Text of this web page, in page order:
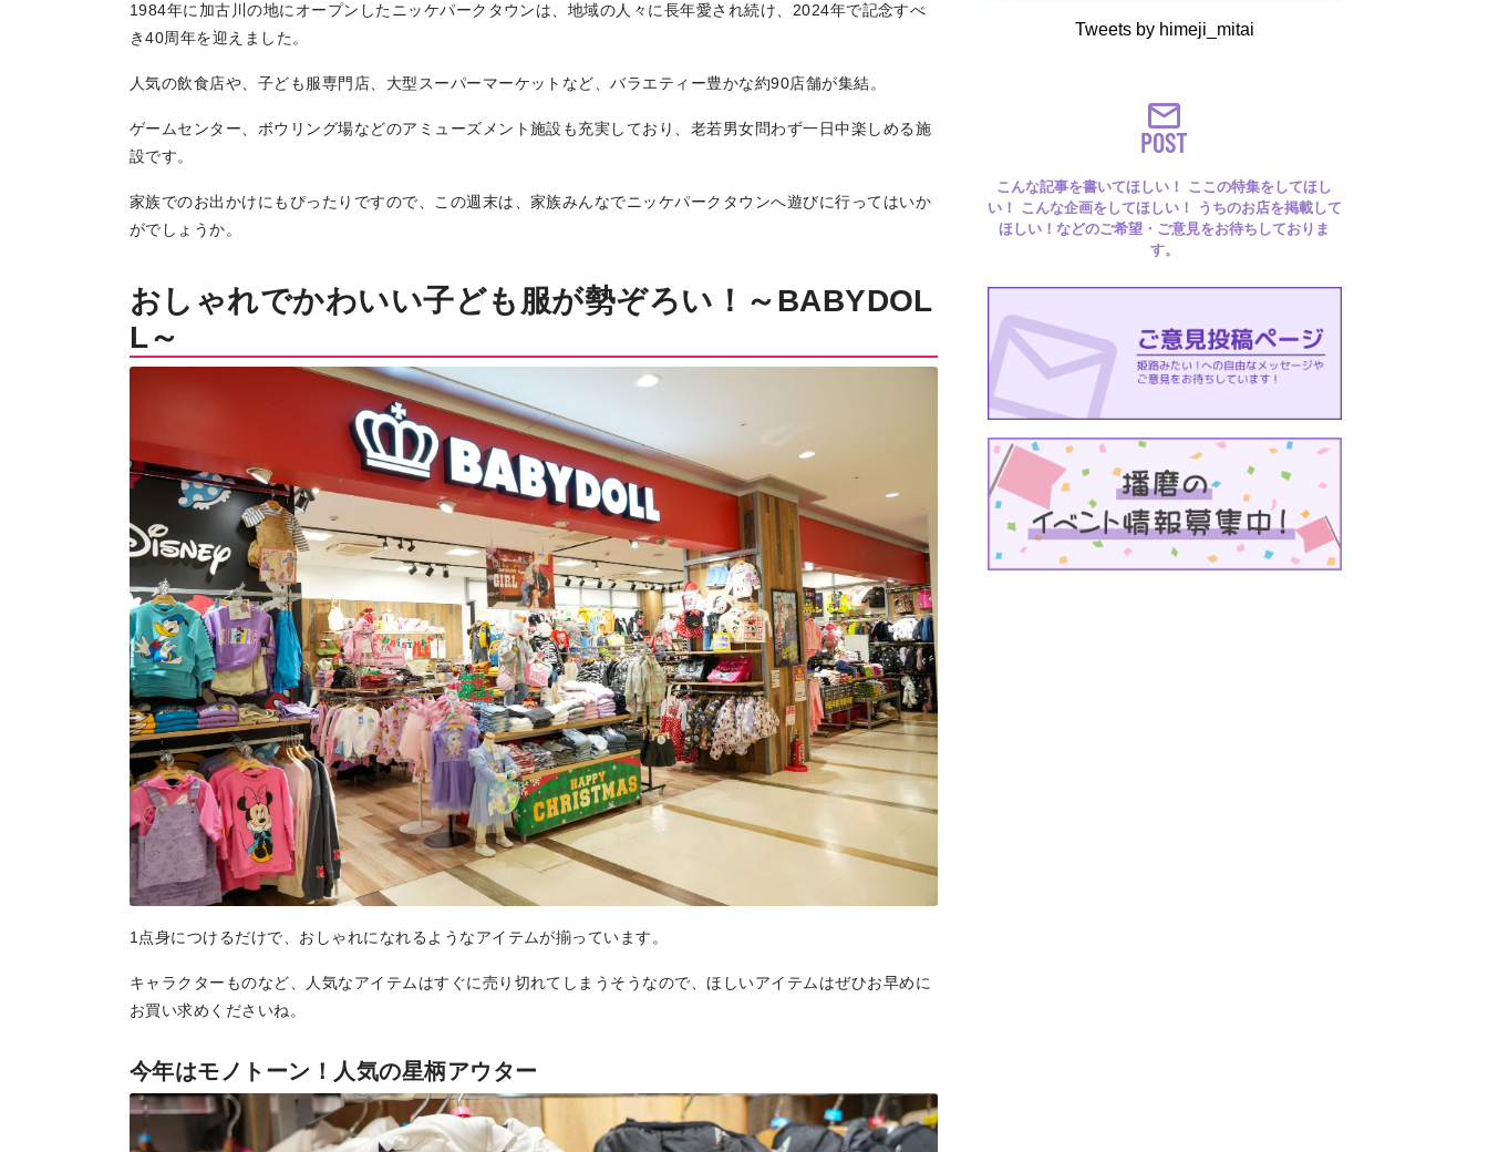
トップページ
Top page
特集
Featured
イベント
Events
まるはり 雑誌・デジタルブック
Digital books
地場産品/ツクリビト
Local products
エリア特集
Travel
1984年に加古川の地にオープンしたニッケパークタウンは、地域の人々に長年愛され続け、2024年で記念すべ
き40周年を迎えました。
人気の飲食店や、子ども服専門店、大型スーパーマーケットなど、バラエティー豊かな約90店舗が集結。
ゲームセンター、ボウリング場などのアミューズメント施設も充実しており、老若男女問わず一日中楽しめる施
設です。
家族でのお出かけにもぴったりですので、この週末は、家族みんなでニッケパークタウンへ遊びに行ってはいか
がでしょうか。
おしゃれでかわいい子ども服が勢ぞろい！～BABYDOL
L～
1点身につけるだけで、おしゃれになれるようなアイテムが揃っています。
キャラクターものなど、人気なアイテムはすぐに売り切れてしまうそうなので、ほしいアイテムはぜひお早めに
お買い求めくださいね。
今年はモノトーン！人気の星柄アウター
Tweets by himeji_mitai
POST
こんな記事を書いてほしい！ ここの特集をしてほし
い！ こんな企画をしてほしい！ うちのお店を掲載して
ほしい！などのご希望・ご意見をお待ちしておりま
す。